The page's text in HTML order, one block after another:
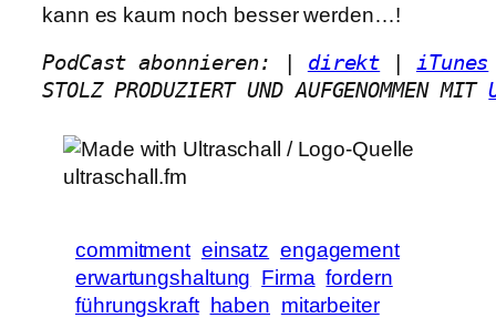
kann es kaum noch besser werden…!
PodCast abonnieren: | direkt iTunes
STOLZ PRODUZIERT UND AUFGENOMMEN MIT
commitment einsatz engagement
erwartungshaltung Firma fordern
führungskraft haben mitarbeiter